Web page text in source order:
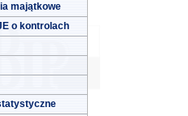
majątkowe
o kontrolach